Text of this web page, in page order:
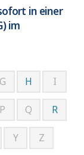
in einer
im
G H I
P Q R
Y Z